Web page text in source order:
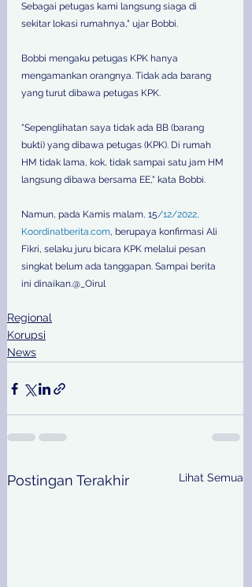
Sebagai petugas kami langsung siaga di
sekitar lokasi rumahnya," ujar Bobbi.
Bobbi mengaku petugas KPK hanya
mengamankan orangnya. Tidak ada barang
yang turut dibawa petugas KPK.
"Sepenglihatan saya tidak ada BB (barang
bukti) yang dibawa petugas (KPK). Di rumah
HM tidak lama, kok, tidak sampai satu jam HM
langsung dibawa bersama EE," kata Bobbi.
Namun, pada Kamis malam, 15/12/2022,
Koordinatberita.com, berupaya konfirmasi Ali
Fikri, selaku juru bicara KPK melalui pesan
singkat belum ada tanggapan. Sampai berita
ini dinaikan.@_Oirul
Regional
Korupsi
News
Postingan Terakhir Lihat Semua